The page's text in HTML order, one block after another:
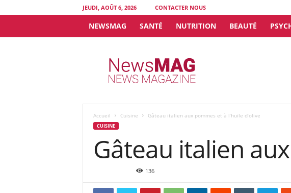
JEUDI, AOÛT 6, 2026 CONTACTER NOUS
NEWSMAG SANTÉ NUTRITION BEAUTÉ
Accueil Cuisine Gâteau italien aux pommes et à l’huile d’olive
CUISINE
Gâteau italien
136